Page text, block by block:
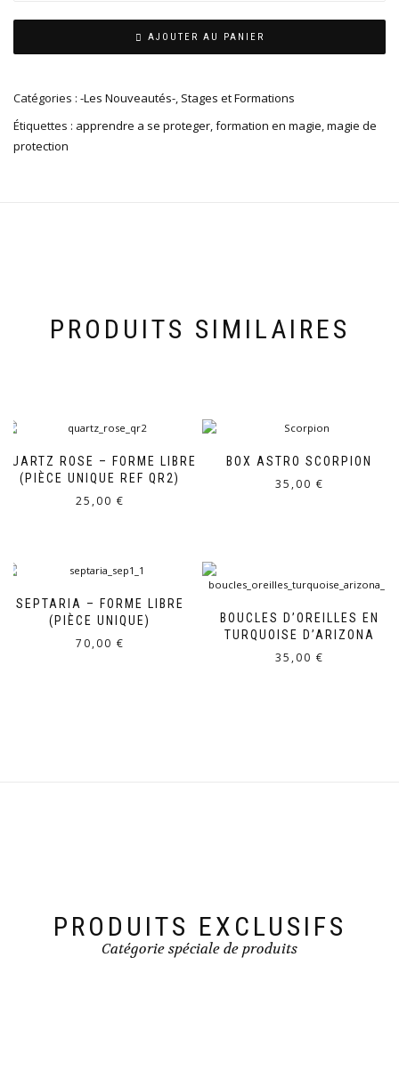
AJOUTER AU PANIER
Catégories : -Les Nouveautés-, Stages et Formations
Étiquettes : apprendre a se proteger,formation en magie,magie de
protection
PRODUITS SIMILAIRES
QUARTZ ROSE – FORME LIBRE
(PIÈCE UNIQUE REF QR2)
25,00 €
BOX ASTRO SCORPION
35,00 €
SEPTARIA – FORME LIBRE
(PIÈCE UNIQUE)
70,00 €
BOUCLES D’OREILLES EN
TURQUOISE D’ARIZONA
35,00 €
PRODUITS EXCLUSIFS
Catégorie spéciale de produits